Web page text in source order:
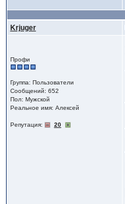
Krjuger
Профи
Группа: Пользователи
Сообщений: 652
Пол: Мужской
Реальное имя: Алексей
Репутация: 20